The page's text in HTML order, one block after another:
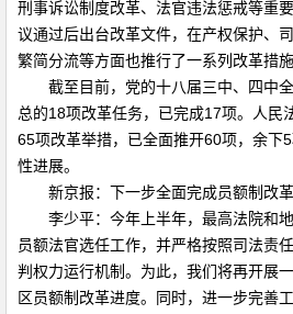
刑事诉讼制度改革、法官违法惩戒等重
议通过后出台改革文件，在产权保护、
繁简分流等方面也推行了一系列改革措施
截至目前，党的十八届三中、四中全
总的18项改革任务，已完成17项。人民
65项改革举措，已全面推开60项，余下
性进展。
新京报：下一步全面完成员额制改革
李少平：今年上半年，最高法院和地
员额法官选任工作，并严格按照司法责
判权力运行机制。为此，我们将再开展
区员额制改革进度。同时，进一步完善